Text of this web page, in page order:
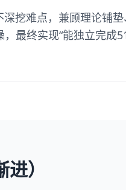
挖难点，兼顾理论铺
最终实现“能独立完成
）